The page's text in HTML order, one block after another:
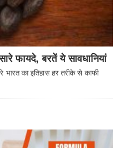
फायदे, बरतें ये सावधानियां
का इतिहास हर तरीके से काफी